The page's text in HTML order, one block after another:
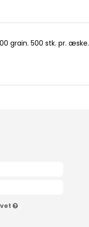
grain. 500 stk. pr. æske.